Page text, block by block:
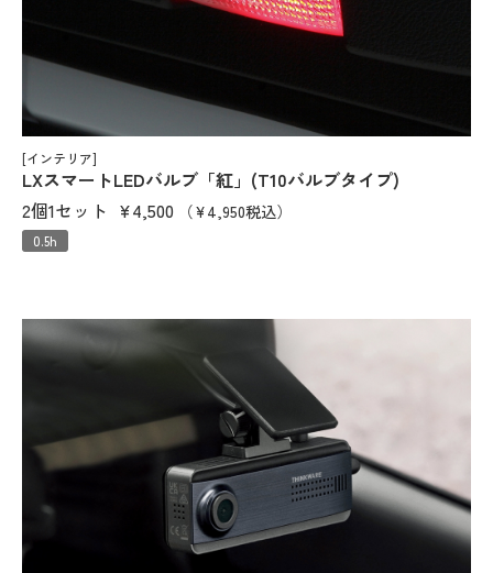
[インテリア]
LXスマートLEDバルブ「紅」(T10バルブタイプ)
2個1セット ¥4,500 （¥4,950税込）
0.5h